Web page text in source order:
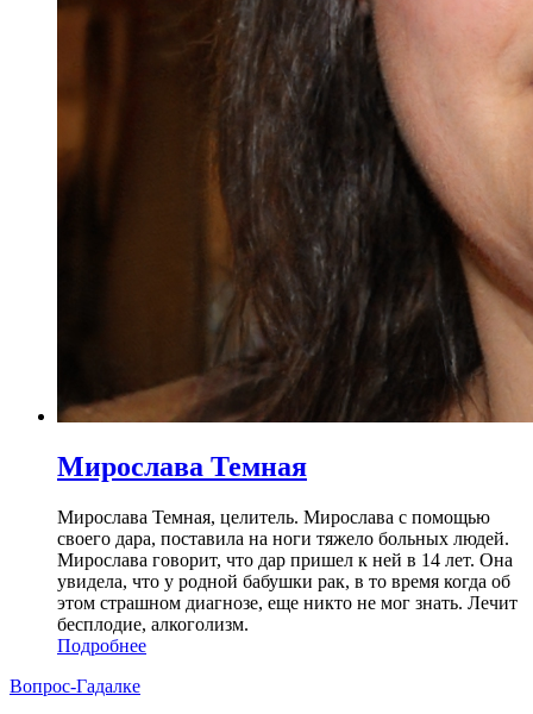
Мирослава Темная
Мирослава Темная, целитель. Мирослава с помощью
своего дара, поставила на ноги тяжело больных людей.
Мирослава говорит, что дар пришел к ней в 14 лет. Она
увидела, что у родной бабушки рак, в то время когда об
этом страшном диагнозе, еще никто не мог знать. Лечит
бесплодие, алкоголизм.
Подробнее
Вопрос-Гадалке